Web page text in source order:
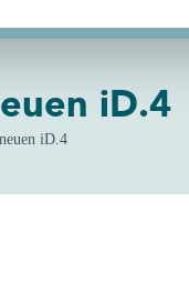
iD.4
iD.4